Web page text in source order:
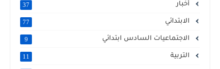
أخبار 37
الابتدائي 77
الاجتماعيات السادس ابتدائي 9
التربية 11